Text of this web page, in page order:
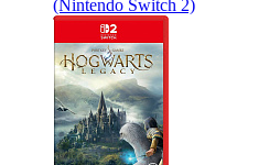
(Nintendo Switch 2)